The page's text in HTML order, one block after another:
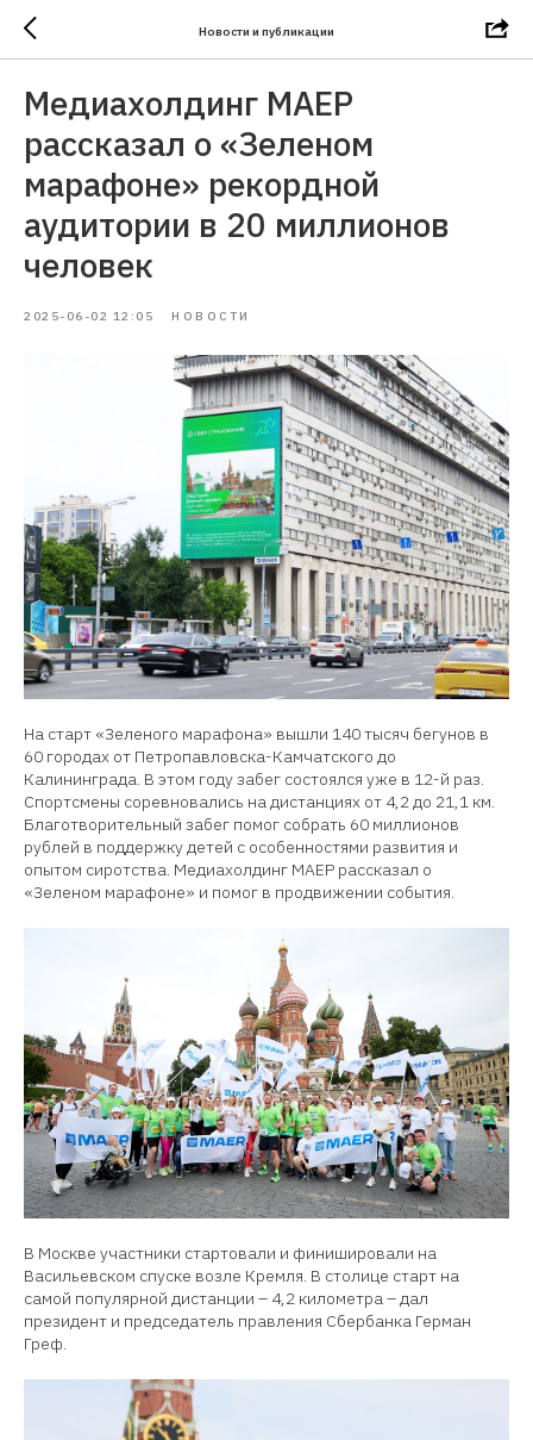
Новости и публикации
Медиахолдинг МАЕР
рассказал о «Зеленом
марафоне» рекордной
аудитории в 20 миллионов
человек
2025-06-02 12:05 НОВОСТИ
На старт «Зеленого марафона» вышли 140 тысяч бегунов в
60 городах от Петропавловска-Камчатского до
Калининграда. В этом году забег состоялся уже в 12-й раз.
Спортсмены соревновались на дистанциях от 4,2 до 21,1 км.
Благотворительный забег помог собрать 60 миллионов
рублей в поддержку детей с особенностями развития и
опытом сиротства. Медиахолдинг МАЕР рассказал о
«Зеленом марафоне» и помог в продвижении события.
В Москве участники стартовали и финишировали на
Васильевском спуске возле Кремля. В столице старт на
самой популярной дистанции – 4,2 километра – дал
президент и председатель правления Сбербанка Герман
Греф.